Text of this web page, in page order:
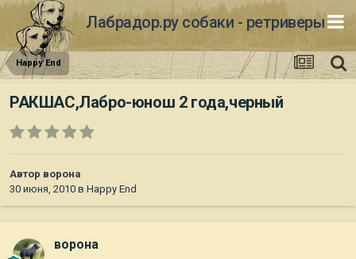
Лабрадор.ру собаки - ретриверы
Happy End
РАКШАС,Лабро-юнош 2 года,черный
Автор ворона
30 июня, 2010 в Happy End
ворона